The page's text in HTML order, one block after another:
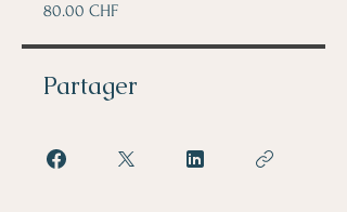
80.00 CHF
Partager